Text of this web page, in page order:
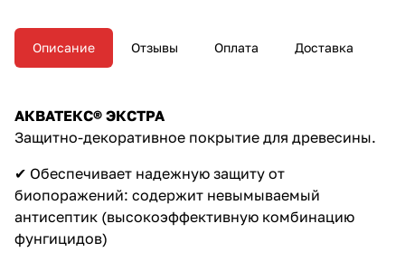
Описание Отзывы Оплата Доставка
АКВАТЕКС® ЭКСТРА
Защитно-декоративное покрытие для древесины.
✔ Обеспечивает надежную защиту от
биопоражений: содержит невымываемый
антисептик (высокоэффективную комбинацию
фунгицидов)